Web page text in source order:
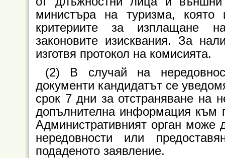
министъра на туризма, която
критериите за изплащане
законовите изисквания. За
изготвя протокол на комисията.
(2) В случай на
документи кандидатът се
срок 7 дни за отстраняване на
допълнителна информация към
Административният орган може
нередовности или
подаденото заявление.